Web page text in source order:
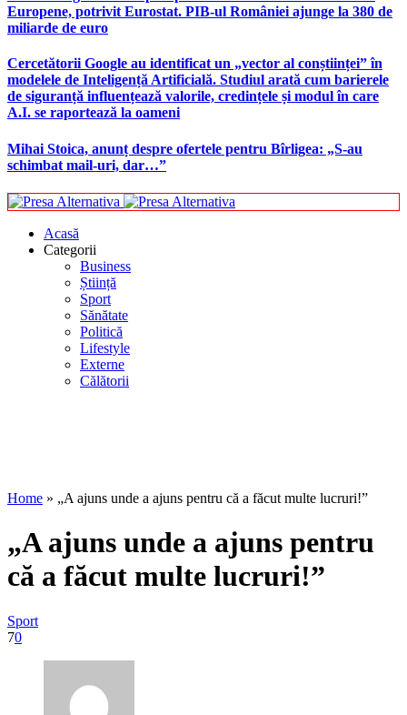
Europene, potrivit Eurostat. PIB-ul României ajunge la 380 de
miliarde de euro
Cercetătorii Google au identificat un „vector al conștiinței” în
modelele de Inteligență Artificială. Studiul arată cum barierele
de siguranță influențează valorile, credințele și modul în care
A.I. se raportează la oameni
Mihai Stoica, anunț despre ofertele pentru Bîrligea: „S-au
schimbat mail-uri, dar…”
Acasă
Categorii
Business
Știință
Sport
Sănătate
Politică
Lifestyle
Externe
Călătorii
Home » „A ajuns unde a ajuns pentru că a făcut multe lucruri!”
„A ajuns unde a ajuns pentru
că a făcut multe lucruri!”
Sport
70